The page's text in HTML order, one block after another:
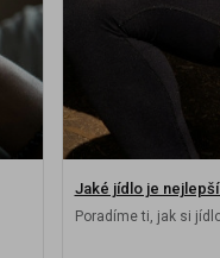
Jaké jídlo je
Poradíme ti, jak si